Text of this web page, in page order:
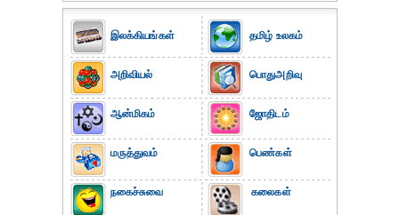
இலக்கியங்கள்
அறிவியல்
ஆன்மிகம்
மருத்துவம்
நகைச்சுவை
தமிழ் உலகம்
பொதுஅறிவு
ஜோதிடம்
பெண்கள்
கலைகள்